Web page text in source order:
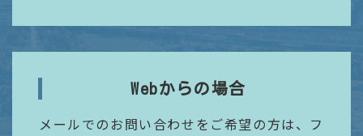
Webからの場合
メールでのお問い合わせをご希望の方は、フ